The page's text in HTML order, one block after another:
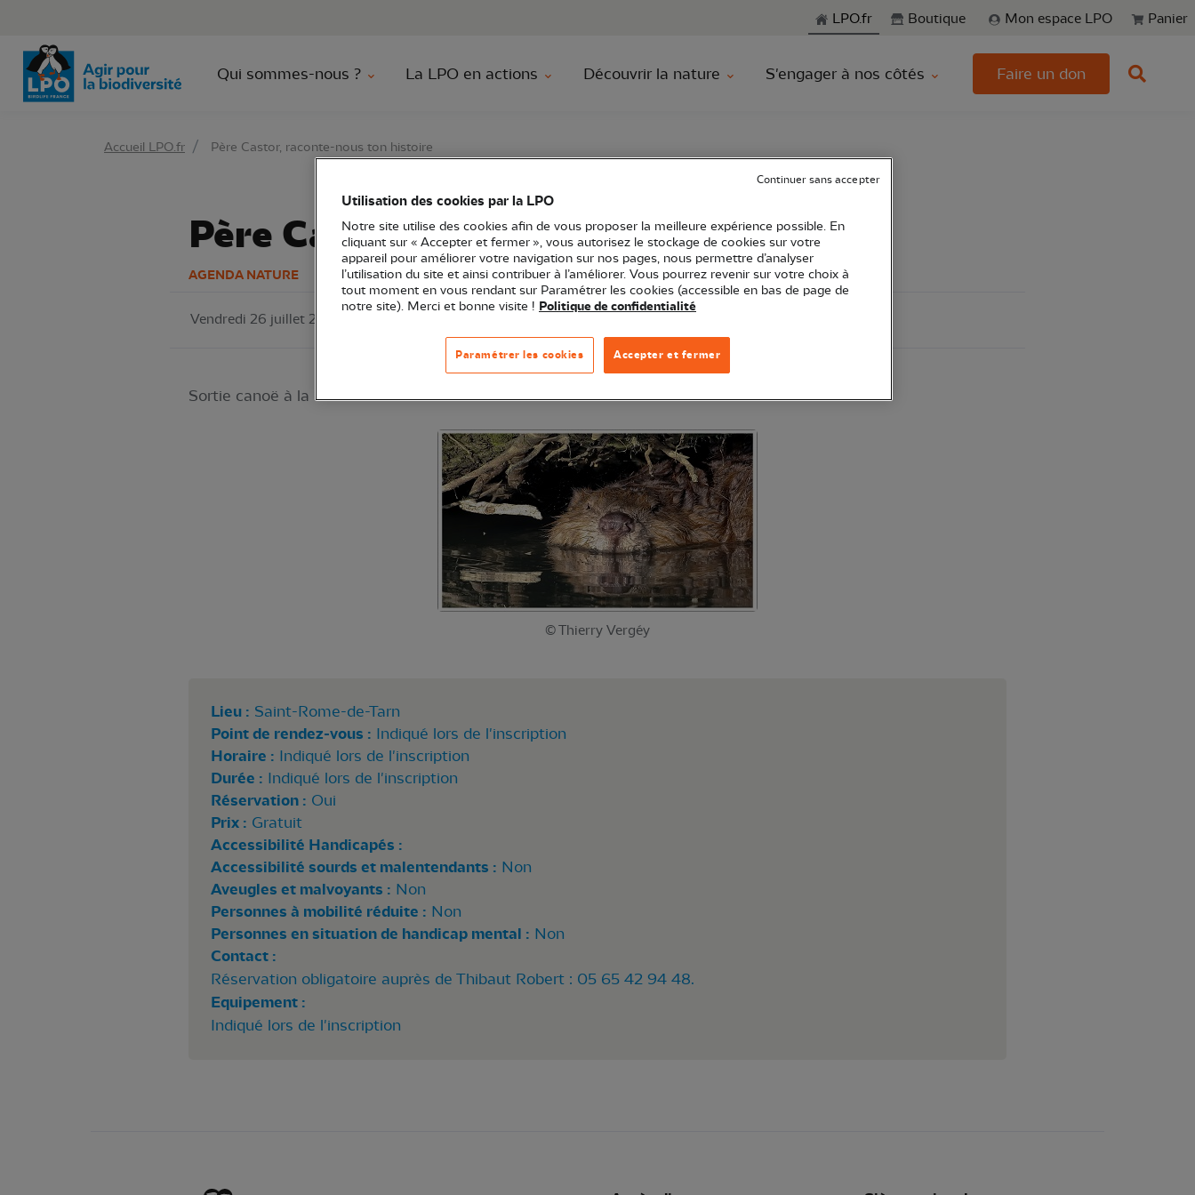
Aller à la rechercheLPO.fr Boutique Mon espace LPO Panier
Qui sommes-nous ? La LPO en actions Découvrir la nature S'engager à nos côtés Faire un don
Accueil LPO.fr Père Castor, raconte-nous ton histoire
Père Castor, raconte-nous ton histoire
AGENDA NATURE
Vendredi 26 juillet 2024
Sortie canoë à la découverte des castors et de leur milieu de vie
© Thierry Vergéy
Lieu : Saint-Rome-de-Tarn
Point de rendez-vous : Indiqué lors de l'inscription
Horaire : Indiqué lors de l'inscription
Durée : Indiqué lors de l'inscription
Réservation : Oui
Prix : Gratuit
Accessibilité Handicapés :
Accessibilité sourds et malentendants : Non
Aveugles et malvoyants : Non
Personnes à mobilité réduite : Non
Personnes en situation de handicap mental : Non
Contact :
Réservation obligatoire auprès de Thibaut Robert : 05 65 42 94 48.
Equipement :
Indiqué lors de l'inscription
Utilisation des cookies par la LPO
Notre site utilise des cookies afin de vous proposer la meilleure expérience possible. En
cliquant sur « Accepter et fermer », vous autorisez le stockage de cookies sur votre
appareil pour améliorer votre navigation sur nos pages, nous permettre d’analyser
l’utilisation du site et ainsi contribuer à l’améliorer. Vous pourrez revenir sur votre choix à
tout moment en vous rendant sur Paramétrer les cookies (accessible en bas de page de
notre site). Merci et bonne visite ! Politique de confidentialité
Accepter et fermer
Paramétrer les cookies
Continuer sans accepter